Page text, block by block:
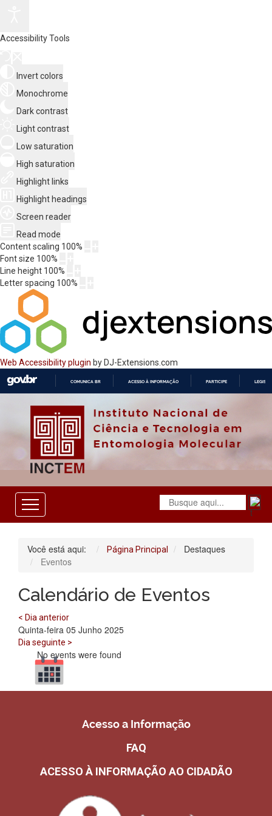
Accessibility Tools
Invert colors
Monochrome
Dark contrast
Light contrast
Low saturation
High saturation
Highlight links
Highlight headings
Screen reader
Read mode
Content scaling 100%
Font size 100%
Line height 100%
Letter spacing 100%
Web Accessibility plugin by DJ-Extensions.com
O
COMUNICA BR ACESSO À INFORMAÇÃO PARTICIPE
Você está aqui: Página Principal
Destaques
Eventos
Calendário de Eventos
< Dia anterior
Quinta-feira 05 Junho 2025
Dia seguinte >
No events were found
Acesso a Informação
FAQ
ACESSO À INFORMAÇÃO AO CIDADÃO